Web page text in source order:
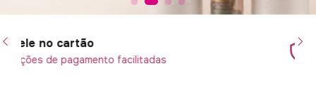
Compra 100% segura
Seus dados 100% protegidos